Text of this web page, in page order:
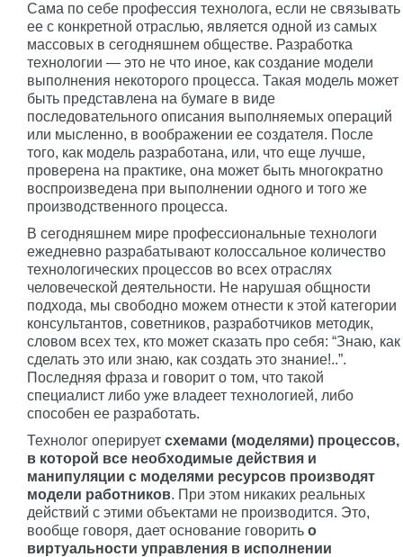
Сама по себе профессия технолога, если не связывать
ее с конкретной отраслью, является одной из самых
массовых в сегодняшнем обществе. Разработка
технологии — это не что иное, как создание модели
выполнения некоторого процесса. Такая модель может
быть представлена на бумаге в виде
последовательного описания выполняемых операций
или мысленно, в воображении ее создателя. После
того, как модель разработана, или, что еще лучше,
проверена на практике, она может быть многократно
воспроизведена при выполнении одного и того же
производственного процесса.
В сегодняшнем мире профессиональные технологи
ежедневно разрабатывают колоссальное количество
технологических процессов во всех отраслях
человеческой деятельности. Не нарушая общности
подхода, мы свободно можем отнести к этой категории
консультантов, советников, разработчиков методик,
словом всех тех, кто может сказать про себя: “Знаю, как
сделать это или знаю, как создать это знание!..”.
Последняя фраза и говорит о том, что такой
специалист либо уже владеет технологией, либо
способен ее разработать.
Технолог оперирует схемами (моделями) процессов,
в которой все необходимые действия и
манипуляции с моделями ресурсов производят
модели работников. При этом никаких реальных
действий с этими объектами не производится. Это,
вообще говоря, дает основание говорить о
виртуальности управления в исполнении